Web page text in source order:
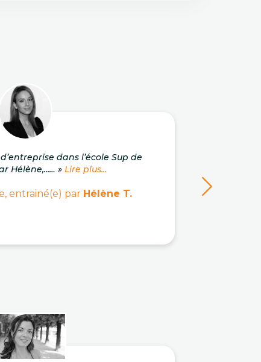
dans l’école Sup de
Hélène,...… » Lire plus...
entrainé(e) par Hélène T.